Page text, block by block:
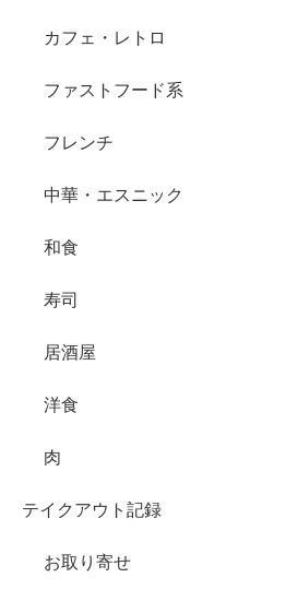
カフェ・レトロ
ファストフード系
フレンチ
中華・エスニック
和食
寿司
居酒屋
洋食
肉
テイクアウト記録
お取り寄せ